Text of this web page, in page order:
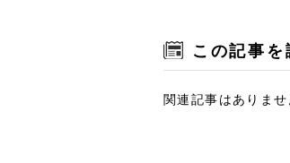
この記事
関連記事はありませ